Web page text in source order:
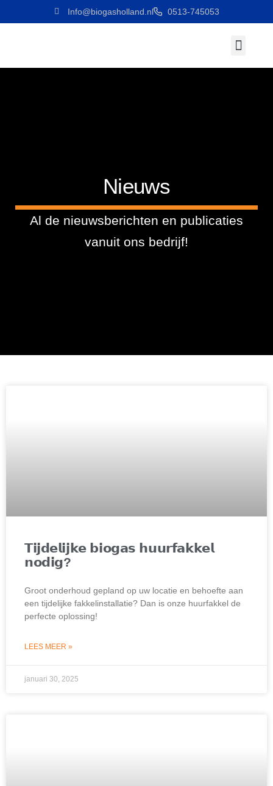
Info@biogasholland.nl 0513-745053
Nieuws
Al de nieuwsberichten en publicaties
vanuit ons bedrijf!
𝗧𝗶𝗷𝗱𝗲𝗹𝗶𝗷𝗸𝗲 𝗯𝗶𝗼𝗴𝗮𝘀 𝗵𝘂𝘂𝗿𝗳𝗮𝗸𝗸𝗲𝗹
𝗻𝗼𝗱𝗶𝗴?
Groot onderhoud gepland op uw locatie en behoefte aan
een tijdelijke fakkelinstallatie? Dan is onze huurfakkel de
perfecte oplossing!
LEES MEER »
januari 30, 2025